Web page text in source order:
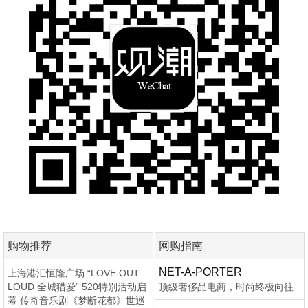
购物推荐
上海港汇恒隆广场 “LOVE OUT
LOUD 全城猎爱” 520特别活动启
幕 传奇音乐剧《梦断花都》世巡
网购指南
NET-A-PORTER
顶级奢侈品电商，时尚终极向往